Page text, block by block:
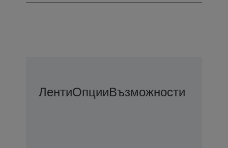
ЛентиОпцииВъзможности За